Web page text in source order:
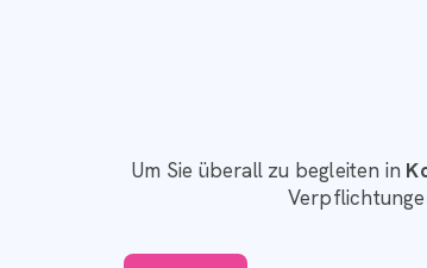
Korsika, das
versteckten Buchten
Im Süden verführen
Um Sie überall zu begleiten in